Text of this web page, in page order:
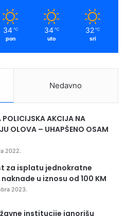
34 ℃
pon
34 ℃
uto
32 ℃
sri
Nedavno
POLICIJSKA AKCIJA NA
OLOVA – UHAPŠENO OSAM
2022.
za isplatu jednokratne
u iznosu od 100 KM
2023.
institucije ignorišu